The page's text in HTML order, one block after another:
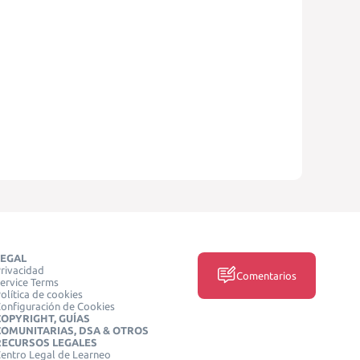
Terms
de cookies
de Cookies
GUÍAS
DSA & OTROS
LEGALES
Legal de Learneo
Comentarios